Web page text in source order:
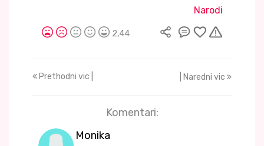
Narodi
2,44
Prethodni vic | | Naredni vic
Komentari:
Monika